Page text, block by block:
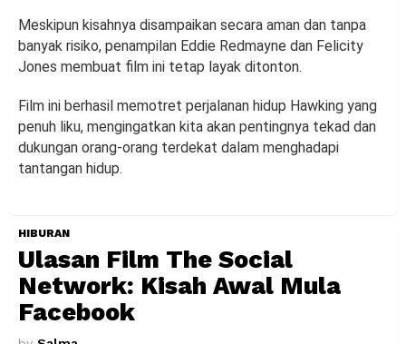
Meskipun kisahnya disampaikan secara aman dan tanpa
banyak risiko, penampilan Eddie Redmayne dan Felicity
Jones membuat film ini tetap layak ditonton.
Film ini berhasil memotret perjalanan hidup Hawking yang
penuh liku, mengingatkan kita akan pentingnya tekad dan
dukungan orang-orang terdekat dalam menghadapi
tantangan hidup.
HIBURAN
Ulasan Film The Social
Network: Kisah Awal Mula
Facebook